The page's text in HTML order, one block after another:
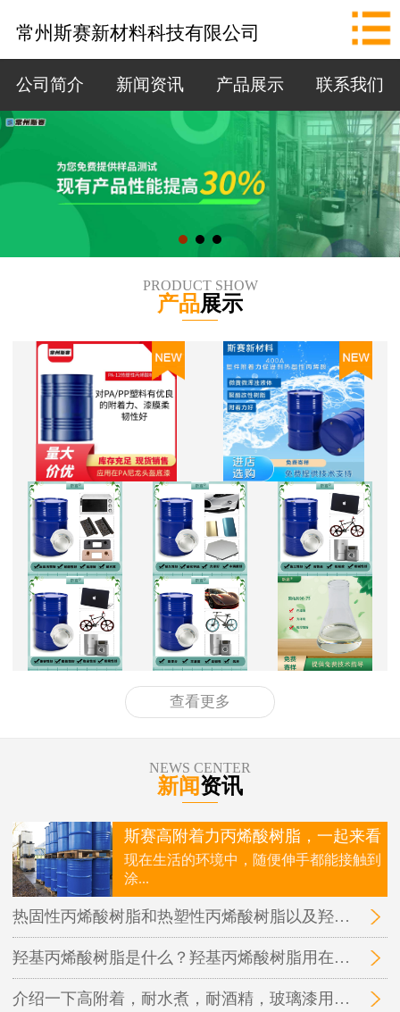
新闻资讯
产品展示
联系我们
拨打电话
常州斯赛新材料科技有限公司
公司简介 新闻资讯 产品展示 联系我们
PRODUCT SHOW
产品展示
查看更多
NEWS CENTER
新闻资讯
斯赛高附着力丙烯酸树脂，一起来看
现在生活的环境中，随便伸手都能接触到
涂...
热固性丙烯酸树脂和热塑性丙烯酸树脂以及羟基丙烯酸树脂三者之间的区别在哪里？
羟基丙烯酸树脂是什么？羟基丙烯酸树脂用在哪里？
介绍一下高附着，耐水煮，耐酒精，玻璃漆用的丙烯酸树脂